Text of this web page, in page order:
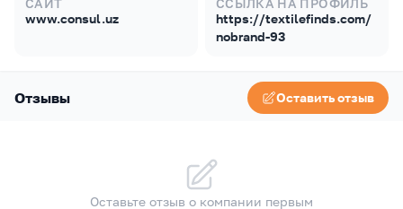
САЙТ
www.consul.uz
ССЫЛКА НА ПРОФИЛЬ
https://textilefinds.com/
nobrand-93
Отзывы Оставить отзыв
Оставьте отзыв о компании первым